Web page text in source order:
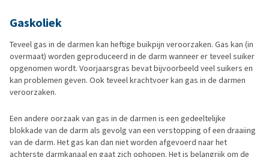
Gaskoliek
Teveel gas in de darmen kan heftige buikpijn veroorzaken. Gas kan (in
overmaat) worden geproduceerd in de darm wanneer er teveel suiker
opgenomen wordt. Voorjaarsgras bevat bijvoorbeeld veel suikers en
kan problemen geven. Ook teveel krachtvoer kan gas in de darmen
veroorzaken.
Een andere oorzaak van gas in de darmen is een gedeeltelijke
blokkade van de darm als gevolg van een verstopping of een draaiing
van de darm. Het gas kan dan niet worden afgevoerd naar het
achterste darmkanaal en gaat zich ophopen. Het is belangrijk om de